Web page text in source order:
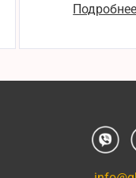
Подробнее